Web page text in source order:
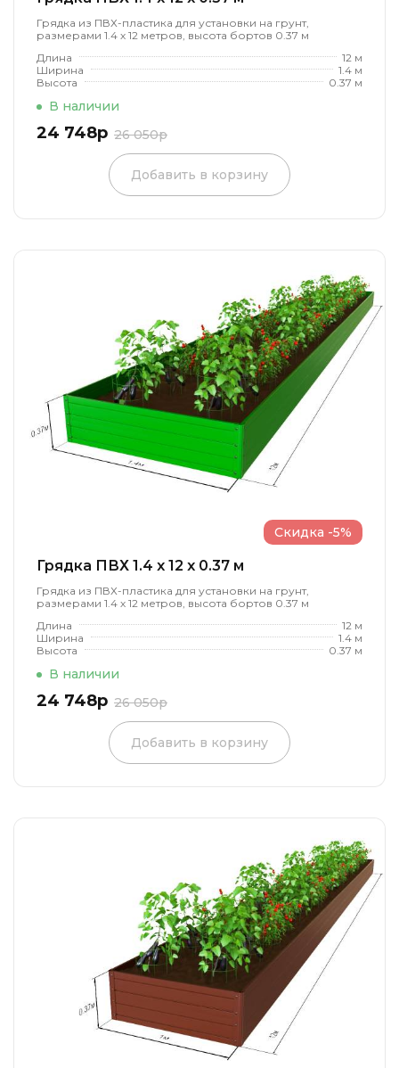
Грядка из ПВХ-пластика для установки на грунт,
размерами 1.4 х 12 метров, высота бортов 0.37 м
Длина
12 м
Ширина
1.4 м
Высота
0.37 м
В наличии
24 748р 26 050р
Добавить в корзину
Грядка ПВХ 1.4 x 12 x 0.37 м
Грядка из ПВХ-пластика для установки на грунт,
размерами 1.4 х 12 метров, высота бортов 0.37 м
Длина
12 м
Ширина
1.4 м
Высота
0.37 м
В наличии
24 748р 26 050р
Скидка -5%
Добавить в корзину